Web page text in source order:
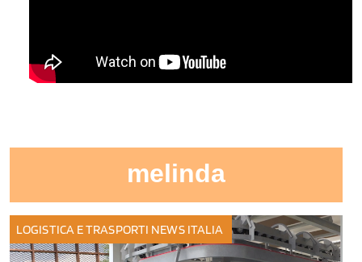
melinda
LOGISTICA E TRASPORTI NEWS ITALIA